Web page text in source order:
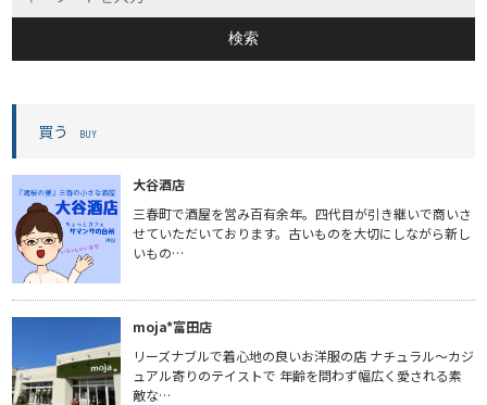
検索
買う BUY
大谷酒店
三春町で酒屋を営み百有余年。四代目が引き継いで商いさ
せていただいております。古いものを大切にしながら新し
いもの…
moja*富田店
リーズナブルで着心地の良いお洋服の店 ナチュラル〜カジ
ュアル寄りのテイストで 年齢を問わず幅広く愛される素
敵な…